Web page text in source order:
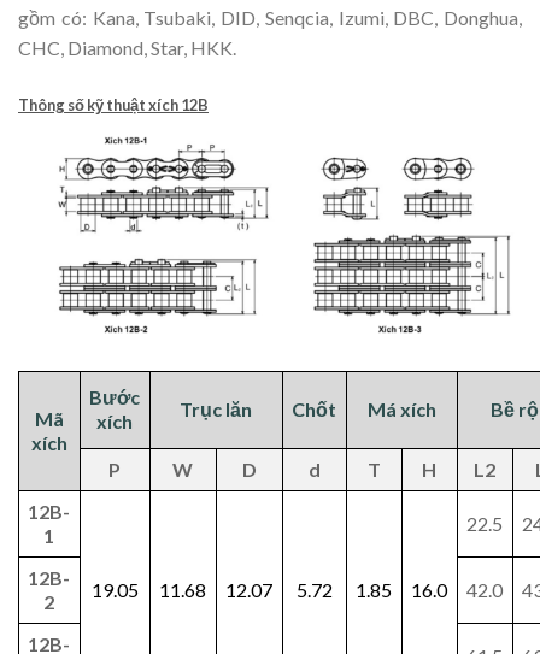
gồm có: Kana, Tsubaki, DID, Senqcia, Izumi, DBC, Donghua,
CHC, Diamond, Star, HKK.
Thông số kỹ thuật xích 12B
Mã
xích
Bước
xích
Trục lăn Chốt Má xích Bề
P W D d T H L2
12B-
1
19.05 11.68 12.07 5.72 1.85 16.0
22.5
12B-
2
42.0
12B-